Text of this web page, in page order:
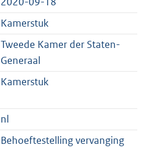
Kamerstuk
Tweede Kamer der Staten-
Generaal
Kamerstuk
nl
Behoeftestelling vervanging